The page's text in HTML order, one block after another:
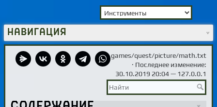
Навигация
games/quest/picture/math.txt
· Последнее изменение:
30.10.2019 20:04 — 127.0.0.1